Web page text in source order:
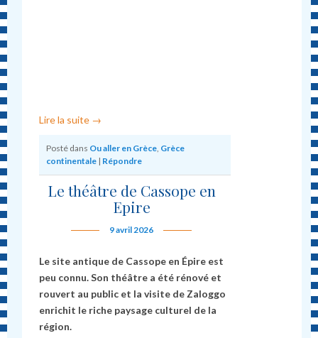
Lire la suite →
Posté dans Ou aller en Grèce Grèce
continentale | Répondre
Le théâtre de Cassope en
Epire
9 avril 2026
Le site antique de Cassope en Épire est
peu connu. Son théâtre a été rénové et
rouvert au public et la visite de Zaloggo
enrichit le riche paysage culturel de la
région.